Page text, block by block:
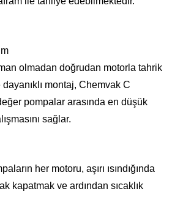
olmadan doğrudan motorla tahrik
montaj, Chemvak C
pompalar arasında en düşük
sağlar.
her motoru, aşırı ısındığında
kapatmak ve ardından sıcaklık